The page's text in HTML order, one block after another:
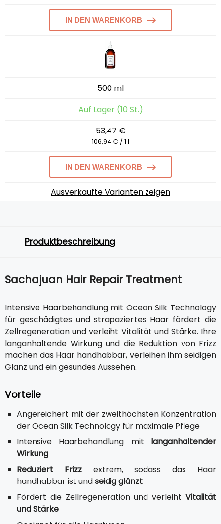
IN DEN WARENKORB
500 ml
Auf Lager (10 St.)
53,47 €
106,94 € / 1 l
IN DEN WARENKORB
Ausverkaufte Varianten zeigen
Produktbeschreibung
Sachajuan Hair Repair Treatment
Intensive Haarbehandlung mit Ocean Silk Technology
für geschädigtes und strapaziertes Haar fördert die
Zellregeneration und verleiht Vitalität und Stärke. Ihre
langanhaltende Wirkung und die Reduktion von Frizz
machen das Haar handhabbar, verleihen ihm seidigen
Glanz und ein gesundes Aussehen.
Vorteile
Angereichert mit der zweithöchsten Konzentration
der Ocean Silk Technology für maximale Pflege
Intensive Haarbehandlung mit langanhaltender
Wirkung
Reduziert Frizzextrem, sodass das Haar
handhabbar ist undseidig glänzt
Fördert die Zellregeneration und verleiht Vitalität
und Stärke